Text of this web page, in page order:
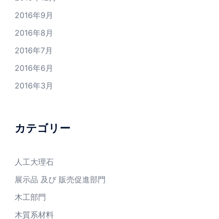
2016年9月
2016年8月
2016年7月
2016年6月
2016年3月
カテゴリー
人工大理石
展示品 及び 販売促進部門
木工部門
木質系材料